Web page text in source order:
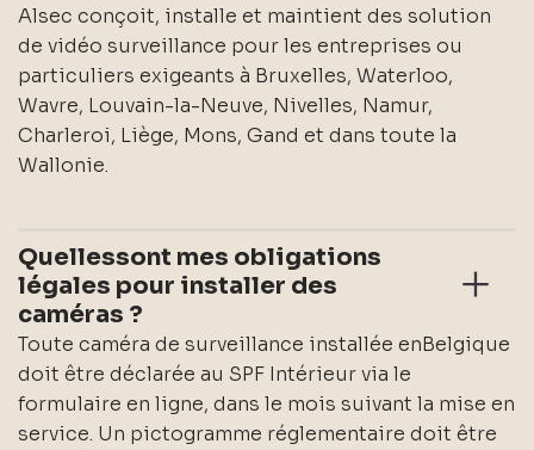
Alsec conçoit, installe et maintient des solution
de vidéo surveillance pour les entreprises ou
particuliers exigeants à Bruxelles, Waterloo,
Wavre, Louvain-la-Neuve, Nivelles, Namur,
Charleroi, Liège, Mons, Gand et dans toute la
Wallonie.
Quellessont mes obligations
légales pour installer des
caméras ?
Toute caméra de surveillance installée enBelgique
doit être déclarée au SPF Intérieur via le
formulaire en ligne, dans le mois suivant la mise en
service. Un pictogramme réglementaire doit être